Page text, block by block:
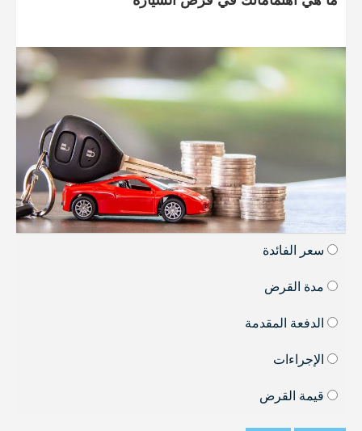
سعر الفائدة
مدة القرض
الدفعة المقدمة
الإجراءات
قيمة القرض